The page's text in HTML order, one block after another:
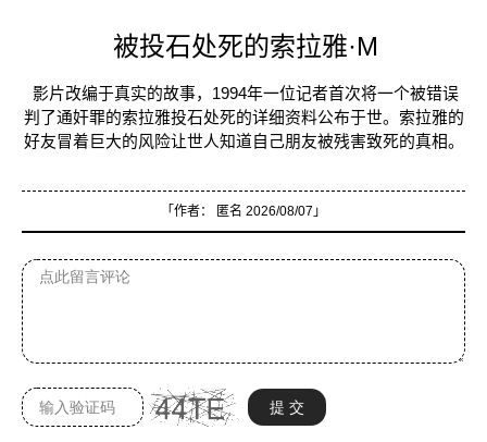
被投石处死的索拉雅·M
影片改编于真实的故事，1994年一位记者首次将一个被错误
判了通奸罪的索拉雅投石处死的详细资料公布于世。索拉雅的
好友冒着巨大的风险让世人知道自己朋友被残害致死的真相。
「作者： 匿名 2026/08/07」